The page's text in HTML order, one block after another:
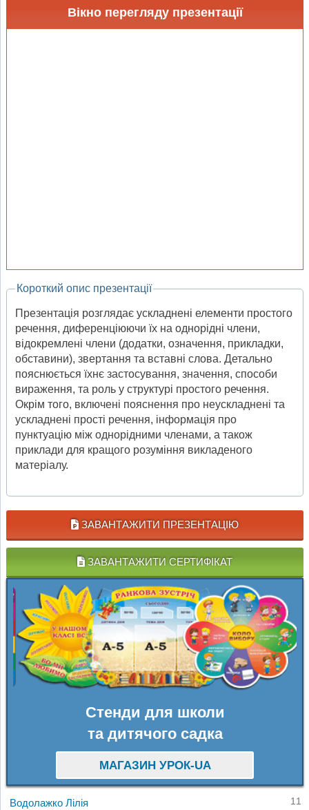
Вікно перегляду презентації
Короткий опис презентації
Презентація розглядає ускладнені елементи простого
речення, диференціюючи їх на однорідні члени,
відокремлені члени (додатки, означення, прикладки,
обставини), звертання та вставні слова. Детально
пояснюється їхнє застосування, значення, способи
вираження, та роль у структурі простого речення.
Окрім того, включені пояснення про неускладнені та
ускладнені прості речення, інформація про
пунктуацію між однорідними членами, а також
приклади для кращого розуміння викладеного
матеріалу.
ЗАВАНТАЖИТИ ПРЕЗЕНТАЦІЮ
ЗАВАНТАЖИТИ СЕРТИФІКАТ
Стенди для школи
та дитячого садка
МАГАЗИН УРОК-UA
Водолажко Лілія 11